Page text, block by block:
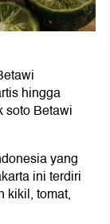
hingga
soto Betawi
yang
ini terdiri
kikil, tomat,